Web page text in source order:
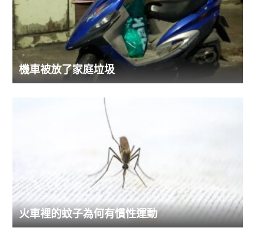
機車被放了家庭垃圾
火車裡的蚊子為何有慣性運動